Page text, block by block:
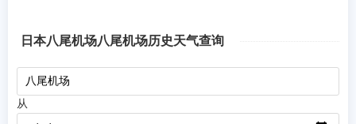
日本八尾机场八尾机场历史天气查询
从